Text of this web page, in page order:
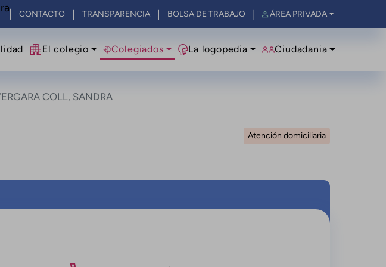
CONTACTO TRANSPARENCIA BOLSA DE TRABAJO ÁREA PRIVADA
principal
El colegio Colegiados La logopedia Ciudadania
COLL, SANDRA
Atención domiciliaria